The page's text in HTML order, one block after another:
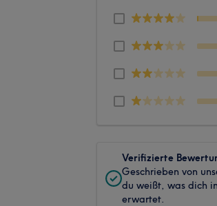
Verifizierte
Geschrieben von
du weißt, was dich
erwartet.